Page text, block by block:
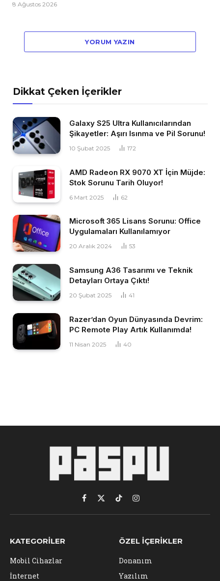
8 Ağustos 2026
YORUM YAZIN
Dikkat Çeken İçerikler
Galaxy S25 Ultra Kullanıcılarından
Şikayetler: Aşırı Isınma ve Pil Sorunu!
10 Şubat 2025 172
AMD Radeon RX 9070 XT İçin Müjde:
Stok Sorunu Tarih Oluyor!
6 Mart 2025 62
Microsoft 365 Lisans Sorunu: Office
Uygulamaları Kullanılamıyor
20 Aralık 2024 53
Samsung A36 Tasarımı ve Teknik
Detayları Ortaya Çıktı!
20 Şubat 2025 41
Razer’dan Oyun Dünyasında Devrim:
PC Remote Play Artık Kullanımda!
11 Nisan 2025 40
Facebook
X
(Twitter)
TikTokInstagram
KATEGORILER
Mobil Cihazlar
İnternet
ÖZEL İÇERIKLER
Donanım
Yazılım